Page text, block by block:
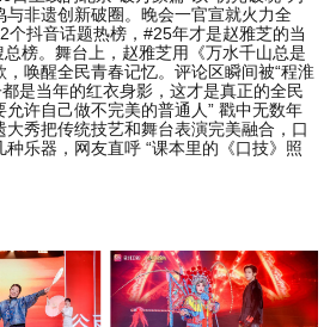
与非遗创新破圈。晚会一官宣就火力全
个抖音话题热榜，#25年才是赵雅芝的当
榜。舞台上，赵雅芝用《万水千山总是
唤醒全民青春记忆。评论区瞬间被“程淮
是当年的红衣身影，这才是真正的全民
允许自己做不完美的普通人” 戳中无数年
秀把传统技艺和舞台表演完美融合，口
乐器，网友直呼 “课本里的《口技》照